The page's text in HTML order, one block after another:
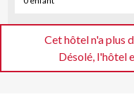
Cet hôtel n'a plus
Désolé, l'hôtel